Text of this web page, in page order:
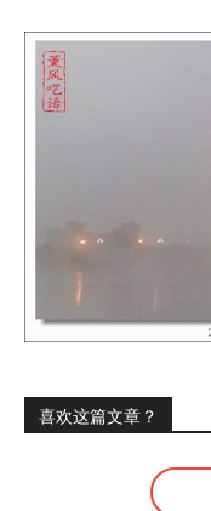
喜欢这篇文章？